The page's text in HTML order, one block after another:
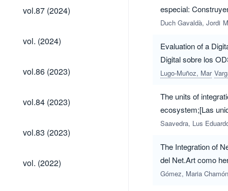
vol.87
(2024)
vol.87 (2024)
vol.
(2024)
vol. (2024)
vol.86
(2023)
vol.86 (2023)
vol.84
(2023)
vol.84 (2023)
vol.83
(2023)
vol.83 (2023)
vol.
(2022)
vol. (2022)
especial:
Duch Gavaldà, Jordi
Evaluation of a
Digital sobre los
Lugo-Muñoz, Mar
The units of
ecosystem;[Las
Saavedra, Lus
The Integration of
del Net.Art como
educación primaria]
Gómez, Maria Chamón